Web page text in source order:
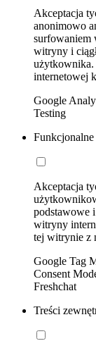
Akceptacja
anonimowo
surfowaniem
witryny i
użytkownika.
internetowej
Google
Testing
Funkcjonalne
Akceptacja
podstawowe
witryny
tej witrynie z
Google Tag
Consent
Freshchat
Treści